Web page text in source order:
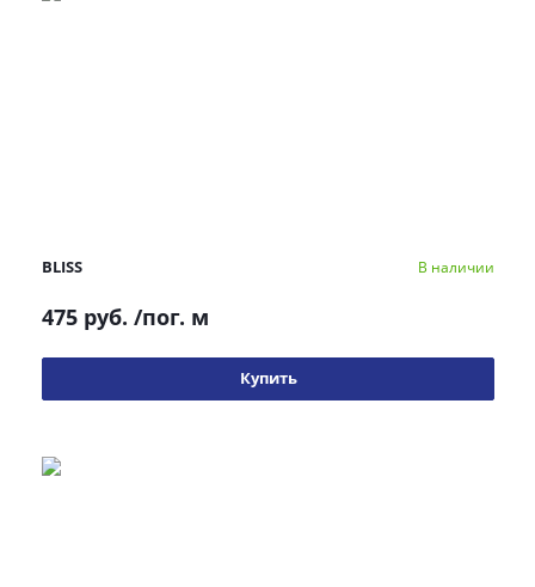
BLISS В наличии
475 руб. /пог. м
Купить